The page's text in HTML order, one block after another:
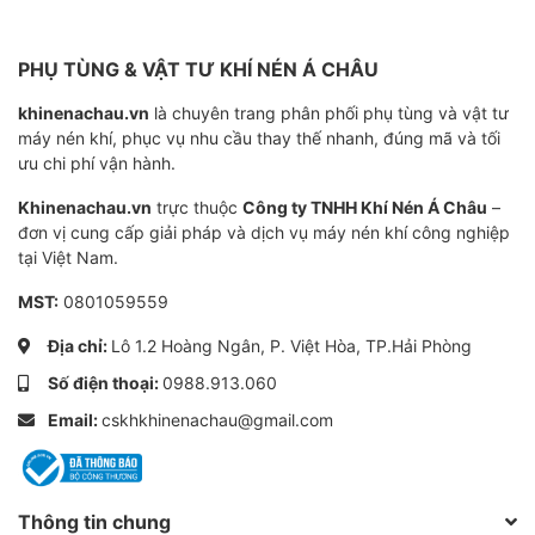
PHỤ TÙNG & VẬT TƯ KHÍ NÉN Á CHÂU
khinenachau.vn là chuyên trang phân phối phụ tùng và vật tư
máy nén khí, phục vụ nhu cầu thay thế nhanh, đúng mã và tối
ưu chi phí vận hành.
Khinenachau.vn trực thuộc Công ty TNHH Khí Nén Á Châu –
đơn vị cung cấp giải pháp và dịch vụ máy nén khí công nghiệp
tại Việt Nam.
MST: 0801059559
Địa chỉ: Lô 1.2 Hoàng Ngân, P. Việt Hòa, TP.Hải Phòng
Số điện thoại:0988.913.060
Email:cskhkhinenachau@gmail.com
Thông tin chung